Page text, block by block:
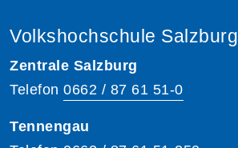
Volkshochschule Salzburg
Zentrale Salzburg
Telefon 0662 / 87 61 51-0
Tennengau